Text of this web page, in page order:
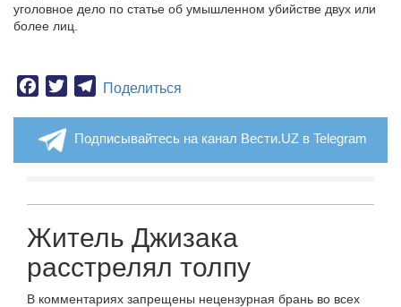
уголовное дело по статье об умышленном убийстве двух или
более лиц.
Facebook
TwitterTelegram
Поделиться
Подписывайтесь на канал Вести.UZ в Telegram
Житель Джизака
расстрелял толпу
В комментариях запрещены нецензурная брань во всех